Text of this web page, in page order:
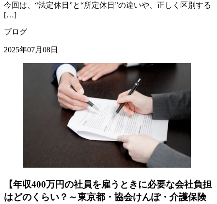
今回は、“法定休日”と“所定休日”の違いや、正しく区別する
[…]
ブログ
2025年07月08日
【年収400万円の社員を雇うときに必要な会社負担
はどのくらい？～東京都・協会けんぽ・介護保険